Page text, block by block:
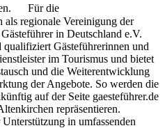
Für die
als regionale Vereinigung der
in Deutschland e.V.
Gästeführerinnen und
im Tourismus und bietet
und die Weiterentwicklung
der Angebote. So werden die
auf der Seite gaesteführer.de
repräsentieren.
in umfassenden